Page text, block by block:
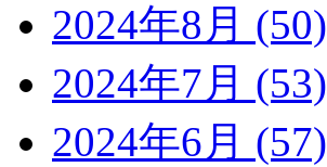
2024年8月 (50)
2024年7月 (53)
2024年6月 (57)